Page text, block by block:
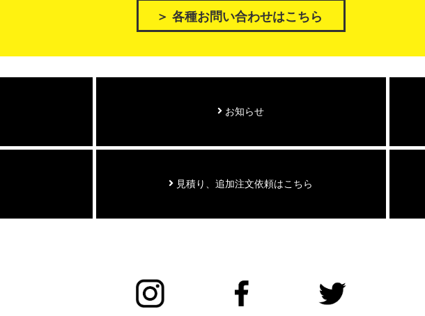
＞ 各種お問い合わせはこちら
お知らせ
見積り、追加注文依頼はこちら